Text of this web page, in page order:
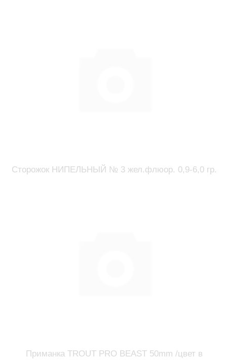
Сторожок НИПЕЛЬНЫЙ № 3 жел.флюор. 0,9-6,0 гр.
Приманка TROUT PRO BEAST 50mm /цвет в